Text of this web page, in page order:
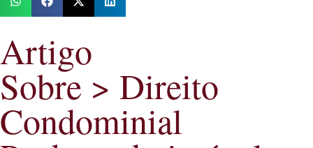
Artigo
Sobre > Direito
Condominial